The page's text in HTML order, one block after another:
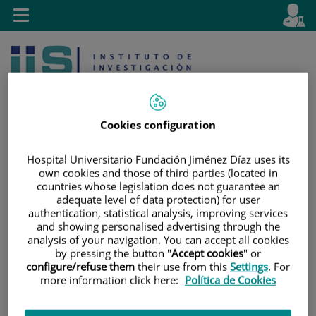
Saltar al contenido
activo
es
Buscar
Toggle
navigation
Cookies configuration
Hospital Universitario Fundación Jiménez Díaz uses its
own cookies and those of third parties (located in
countries whose legislation does not guarantee an
adequate level of data protection) for user
authentication, statistical analysis, improving services
and showing personalised advertising through the
analysis of your navigation. You can accept all cookies
by pressing the button "Accept cookies" or
configure/refuse them their use from this Settings. For
more information click here: Política de Cookies